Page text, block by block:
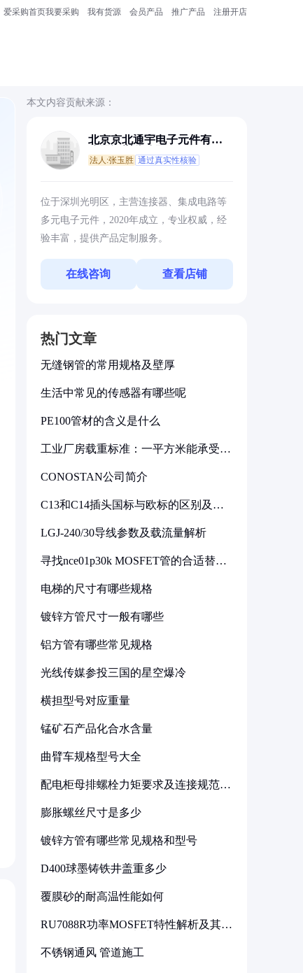
爱采购首页我要采购 我有货源 会员产品 推广产品 注册开店
本文内容贡献来源：
北京京北通宇电子元件有限
法人:张玉胜 通过真实性核验
位于深圳光明区，主营连接器、集成电路等
多元电子元件，2020年成立，专业权威，经
验丰富，提供产品定制服务。
在线咨询 查看店铺
热门文章
无缝钢管的常用规格及壁厚
生活中常见的传感器有哪些呢
PE100管材的含义是什么
工业厂房载重标准：一平方米能承受多
CONOSTAN公司简介
C13和C14插头国标与欧标的区别及其
LGJ-240/30导线参数及载流量解析
寻找nce01p30k MOSFET管的合适替代
电梯的尺寸有哪些规格
镀锌方管尺寸一般有哪些
铝方管有哪些常见规格
光线传媒参投三国的星空爆冷
横担型号对应重量
锰矿石产品化合水含量
曲臂车规格型号大全
配电柜母排螺栓力矩要求及连接规范详
膨胀螺丝尺寸是多少
镀锌方管有哪些常见规格和型号
D400球墨铸铁井盖重多少
覆膜砂的耐高温性能如何
RU7088R功率MOSFET特性解析及其在
不锈钢通风 管道施工